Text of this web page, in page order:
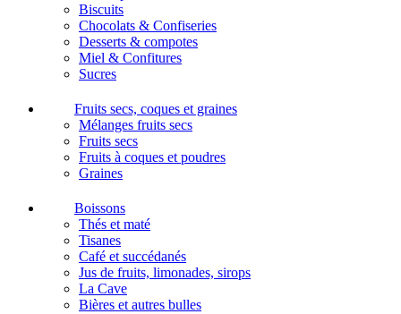
Biscuits
Chocolats & Confiseries
Desserts & compotes
Miel & Confitures
Sucres
Fruits secs, coques et graines
Mélanges fruits secs
Fruits secs
Fruits à coques et poudres
Graines
Boissons
Thés et maté
Tisanes
Café et succédanés
Jus de fruits, limonades, sirops
La Cave
Bières et autres bulles